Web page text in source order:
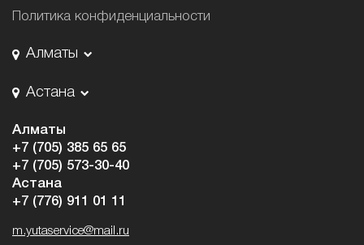
Политика конфиденциальности
Алматы
Астана
Алматы
+7 (705) 385 65 65
+7 (705) 573-30-40
Астана
+7 (776) 911 01 11
m.yutaservice@mail.ru